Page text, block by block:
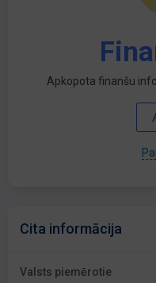
Apkopota finanšu
Cita informācija
Valsts piemērotie